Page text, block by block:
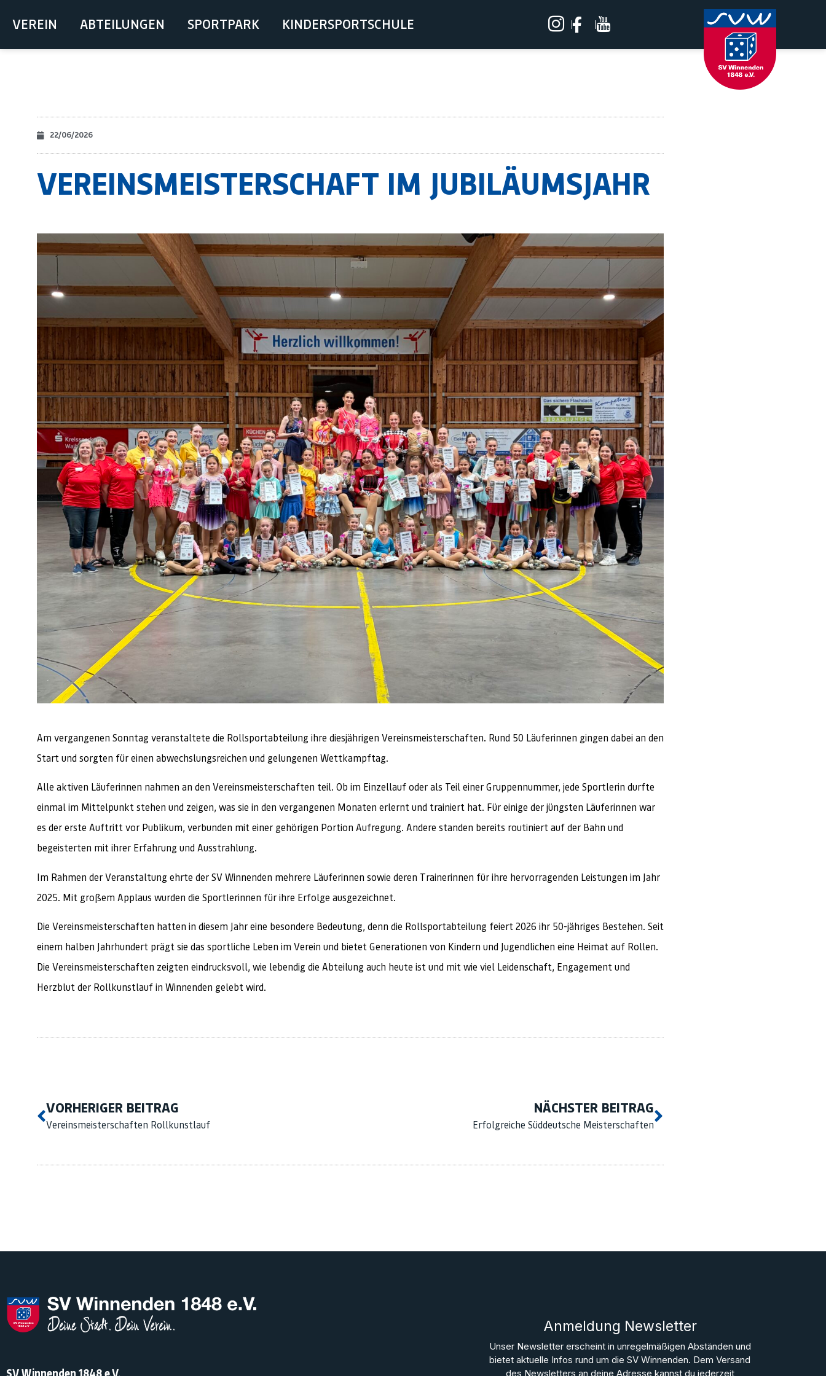
VEREIN ABTEILUNGEN SPORTPARK KINDERSPORTSCHULE
22/06/2026
VEREINSMEISTERSCHAFT IM JUBILÄUMSJAHR
Am vergangenen Sonntag veranstaltete die Rollsportabteilung ihre diesjährigen Vereinsmeisterschaften. Rund 50 Läuferinnen gingen dabei an den
Start und sorgten für einen abwechslungsreichen und gelungenen Wettkampftag.
Alle aktiven Läuferinnen nahmen an den Vereinsmeisterschaften teil. Ob im Einzellauf oder als Teil einer Gruppennummer, jede Sportlerin durfte
einmal im Mittelpunkt stehen und zeigen, was sie in den vergangenen Monaten erlernt und trainiert hat. Für einige der jüngsten Läuferinnen war
es der erste Auftritt vor Publikum, verbunden mit einer gehörigen Portion Aufregung. Andere standen bereits routiniert auf der Bahn und
begeisterten mit ihrer Erfahrung und Ausstrahlung.
Im Rahmen der Veranstaltung ehrte der SV Winnenden mehrere Läuferinnen sowie deren Trainerinnen für ihre hervorragenden Leistungen im Jahr
2025. Mit großem Applaus wurden die Sportlerinnen für ihre Erfolge ausgezeichnet.
Die Vereinsmeisterschaften hatten in diesem Jahr eine besondere Bedeutung, denn die Rollsportabteilung feiert 2026 ihr 50-jähriges Bestehen. Seit
einem halben Jahrhundert prägt sie das sportliche Leben im Verein und bietet Generationen von Kindern und Jugendlichen eine Heimat auf Rollen.
Die Vereinsmeisterschaften zeigten eindrucksvoll, wie lebendig die Abteilung auch heute ist und mit wie viel Leidenschaft, Engagement und
Herzblut der Rollkunstlauf in Winnenden gelebt wird.
VORHERIGER BEITRAG
Vereinsmeisterschaften Rollkunstlauf
NÄCHSTER BEITRAG
Erfolgreiche Süddeutsche Meisterschaften
Anmeldung Newsletter
Unser Newsletter erscheint in unregelmäßigen Abständen und
bietet aktuelle Infos rund um die SV Winnenden. Dem Versand
des Newsletters an deine Adresse kannst du jederzeit